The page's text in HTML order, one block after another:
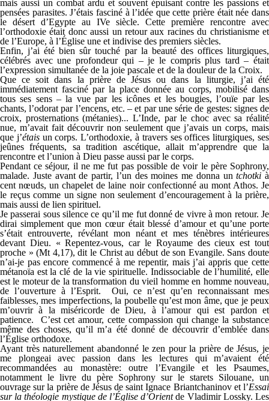
mais aussi un combat ardu et souvent épuisant contre les passions et
pensées parasites. J’étais fasciné à l’idée que cette prière était née dans
le désert d’Egypte au IVe siècle. Cette première rencontre avec
l’orthodoxie était donc aussi un retour aux racines du christianisme et
de l’Europe, à l’Église une et indivise des premiers siècles.
Enfin, j’ai été bien sûr touché par la beauté des offices liturgiques,
célébrés avec une profondeur qui – je le compris plus tard – était
l’expression simultanée de la joie pascale et de la douleur de la Croix.
Que ce soit dans la prière de Jésus ou dans la liturgie, j’ai été
immédiatement fasciné par la place donnée au corps, mobilisé dans
tous ses sens – la vue par les icônes et les bougies, l’ouïe par les
chants, l’odorat par l’encens, etc. – et par une série de gestes: signes de
croix, prosternations (métanies)... L’Inde, par le choc avec sa réalité
nue, m’avait fait découvrir non seulement que j’avais un corps, mais
que j’étaisun corps. L’orthodoxie, à travers ses offices liturgiques, ses
jeûnes fréquents, sa tradition ascétique, allait m’apprendre que la
rencontre et l’union à Dieu passe aussi par le corps.
Pendant ce séjour, il ne me fut pas possible de voir le père Sophrony,
malade. Juste avant de partir, l’un des moines me donna untchotki à
cent nœuds, un chapelet de laine noir confectionné au mont Athos. Je
le reçus comme un signe non seulement d’encouragement à la prière,
mais aussi de lien spirituel.
Je passerai sous silence ce qu’il me fut donné de vivre à mon retour. Je
dirai simplement que mon cœur était blessé d’amour et qu’une porte
s’était entrouverte, révélant mon néant et mes ténèbres intérieures
devant Dieu. « Repentez-vous, car le Royaume des cieux est tout
proche » (Mt 4,17), dit le Christ au début de son Evangile. Sans doute
n’ai-je pas encore commencé à me repentir, mais j’ai appris que cette
métanoïa est la clé de la vie spirituelle. Indissociable de l’humilité, elle
est le moteur de la transformation du vieil homme en homme nouveau,
de l’ouverture à l’Esprit. Oui, ce n’est qu’en reconnaissant mes
faiblesses, mes imperfections, la poubelle qu’est mon âme, que je peux
m’ouvrir à la miséricorde de Dieu, à l’amour qui est pardon et
patience. C’est cet amour, cette compassion qui change la substance
même des choses, qu’il m’a été donné de découvrir d’emblée dans
l’Église orthodoxe.
Ayant très naturellement abandonné le zen pour la prière de Jésus, je
me plongeai avec passion dans les lectures qui m’avaient été
recommandées au monastère: outre l’Evangile et les Psaumes,
notamment le livre du père Sophrony sur le starets Silouane, un
ouvrage sur la prière de Jésus de saint Ignace Briantchaninov et l’Essai
sur la théologie mystique de l’Église d’Orientde Vladimir Lossky. Les